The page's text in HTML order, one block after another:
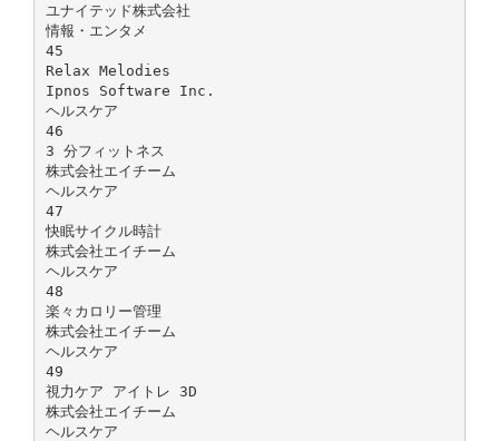
ユナイテッド株式会社
情報・エンタメ
45
Relax Melodies
Ipnos Software Inc.
ヘルスケア
46
3 分フィットネス
株式会社エイチーム
ヘルスケア
47
快眠サイクル時計
株式会社エイチーム
ヘルスケア
48
楽々カロリー管理
株式会社エイチーム
ヘルスケア
49
視力ケア アイトレ 3D
株式会社エイチーム
ヘルスケア